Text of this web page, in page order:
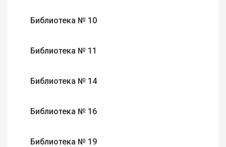
Библиотека № 10
Библиотека № 11
Библиотека № 14
Библиотека № 16
Библиотека № 19